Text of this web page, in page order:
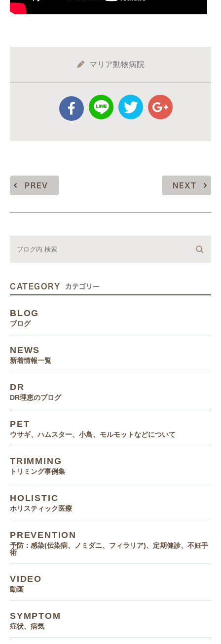
マリア動物病院
PREV NEXT
CATEGORY カテゴリー
BLOG
ブログ
NEWS
新着情報一覧
DR
DR理恵のブログ
PET
ウサギ、ハムスター、小鳥、モルモットなどについて
TRIMMING
トリミング事例集
HOLISTIC
ホリスティック医療
PREVENTION
予防：感染(伝染病、ノミダニ、フィラリア)、定期健診、不妊手
術
VIDEO
動画
SYMPTOM
症状、病気